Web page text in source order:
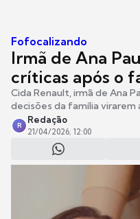
Fofocalizando
Irmã de Ana
críticas após o
Cida Renault, irmã de Ana
decisões da família
R
Redação
21/04/2026, 12:00